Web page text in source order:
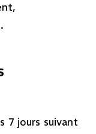
7 jours suivant